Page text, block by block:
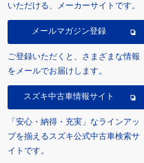
いただける、メーカーサイトです。
メールマガジン登録
ご登録いただくと、さまざまな情報
をメールでお届けします。
スズキ中古車情報サイト
「安心・納得・充実」なラインアッ
プを揃えるスズキ公式中古車検索サ
イトです。